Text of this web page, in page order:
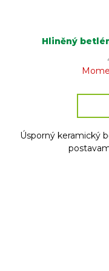
Hliněný
Úsporný keramický